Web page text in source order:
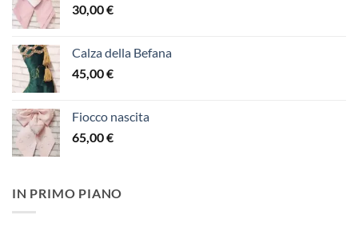
30,00€
Calza della Befana
45,00€
Fiocco nascita
65,00€
IN PRIMO PIANO